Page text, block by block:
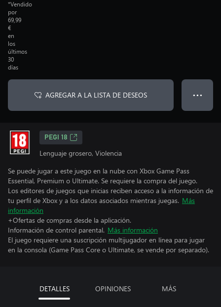
*Vendido
por
69,99
€
en
los
últimos
30
días
AGREGAR A LA LISTA DE DESEOS ● ● ●
PEGI 18
Lenguaje grosero, Violencia
Se puede jugar a este juego en la nube con Xbox Game Pass
Essential, Premium o Ultimate. Se requiere la compra del juego.
Los editores de juegos que inicias reciben acceso a la información de
tu perfil de Xbox y a los datos asociados mientras juegas. Más
información
+Ofertas de compras desde la aplicación.
Información de control parental. Más información
El juego requiere una suscripción multijugador en línea para jugar
en la consola (Game Pass Core o Ultimate, se vende por separado).
DETALLES OPINIONES MÁS